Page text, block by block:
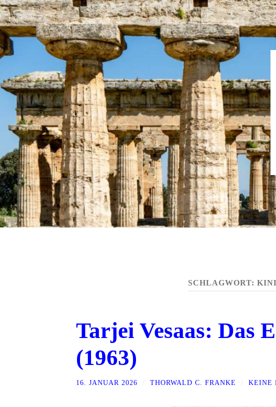
SCHLAGWORT:
Tarjei Vesaas: Das
(1963)
16. JANUAR 2026 THORWALD C. FRANKE KEINE